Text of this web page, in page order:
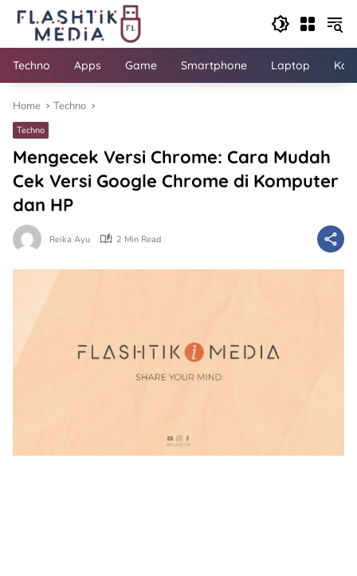
Skip
content
Techno Apps Game Smartphone Laptop
Home Techno
Techno
Mengecek Versi Chrome: Cara Mudah
Cek Versi Google Chrome di Komputer
dan HP
Reika Ayu 2 Min Read